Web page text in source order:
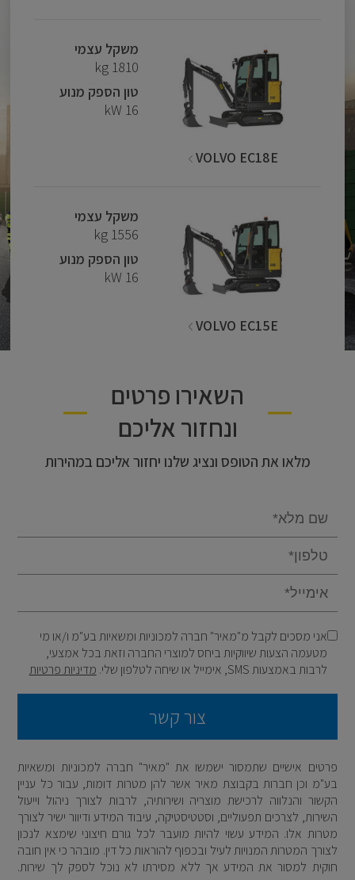
VOLVO EC18E
משקל עצמי
1810 kg
טון הספק מנוע
16 kW
VOLVO EC15E
משקל עצמי
1556 kg
טון הספק מנוע
16 kW
השאירו פרטים
ונחזור אליכם
מלאו את הטופס ונציג שלנו יחזור אליכם במהירות
אני מסכים לקבל מ"מאיר" חברה למכוניות ומשאיות בע"מ ו/או מי
מטעמה הצעות שיווקיות ביחס למוצרי החברה וזאת בכל אמצעי,
לרבות באמצעות SMS, אימייל או שיחה לטלפון שלי.
מדיניות פרטיות
צור קשר
פרטים אישיים שתמסור ישמשו את "מאיר" חברה למכוניות ומשאיות
בע"מ וכן חברות בקבוצת מאיר אשר להן מטרות דומות, עבור כל עניין
הקשור והנלווה לרכישת מוצריה ושירותיה, לרבות לצורך ניהול וייעול
השירות, לצרכים תפעוליים, וסטטיסטיקה, עיבוד המידע ודיוור ישיר לצורך
מטרות אלו. המידע עשוי להיות מועבר לכל גורם חיצוני שימצא לנכון
לצורך המטרות המנויות לעיל ובכפוף להוראות כל דין. מובהר כי אין חובה
חוקית למסור את המידע אך ללא מסירתו לא נוכל לספק לך שירות.